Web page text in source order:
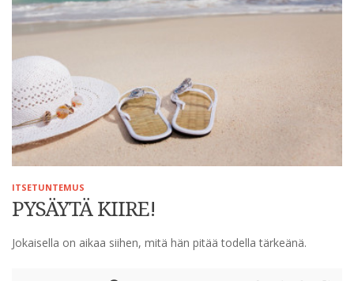
ITSETUNTEMUS
PYSÄYTÄ KIIRE!
Jokaisella on aikaa siihen, mitä hän pitää todella tärkeänä.